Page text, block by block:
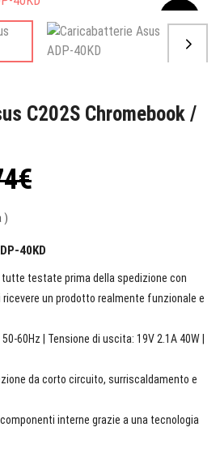
C202S Chromebook /
)
40KD
testate prima della spedizione con
un prodotto realmente funzionale e
60Hz | Tensione di uscita: 19V 2.1A 40W |
da corto circuito, surriscaldamento e
interne grazie a una tecnologia